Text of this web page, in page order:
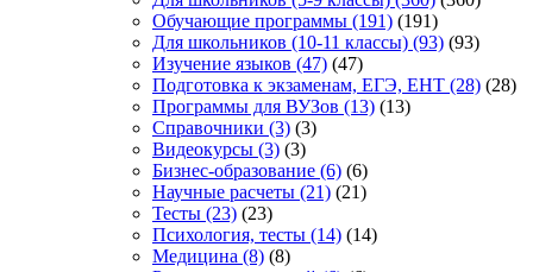
Обучающие программы (191) (191)
Для школьников (10-11 классы) (93) (93)
Изучение языков (47) (47)
Подготовка к экзаменам, ЕГЭ, ЕНТ (28) (28)
Программы для ВУЗов (13) (13)
Справочники (3) (3)
Видеокурсы (3) (3)
Бизнес-образование (6) (6)
Научные расчеты (21) (21)
Тесты (23) (23)
Психология, тесты (14) (14)
Медицина (8) (8)